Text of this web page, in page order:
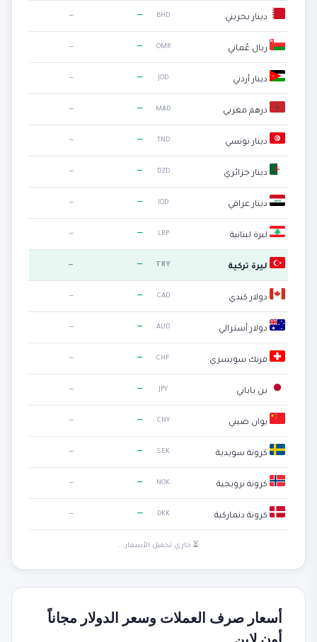
دينار بحريني BHD
—
—
ريال عُماني OMR
—
—
دينار أردني JOD
—
—
درهم مغربي MAD
—
—
دينار تونسي TND
—
—
دينار جزائري DZD
—
—
دينار عراقي IQD
—
—
ليرة لبنانية LBP
—
—
ليرة تركية TRY
—
—
دولار كندي CAD
—
—
دولار أسترالي AUD
—
—
فرنك سويسري CHF
—
—
ين ياباني JPY
—
—
يوان صيني CNY
—
—
كرونة سويدية SEK
—
—
كرونة نرويجية NOK
—
—
كرونة دنماركية DKK
—
—
⏳ جاري تحميل الأسعار...
أسعار صرف العملات وسعر الدولار مجاناً